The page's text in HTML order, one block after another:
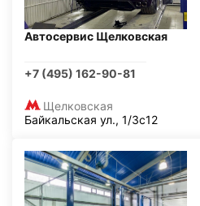
Автосервис Щелковская
+7 (495) 162-90-81
Щелковская
Байкальская ул., 1/3с12